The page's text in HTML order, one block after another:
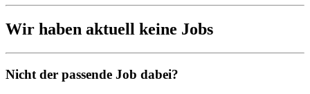
Wir haben aktuell keine Jobs
Nicht der passende Job dabei?